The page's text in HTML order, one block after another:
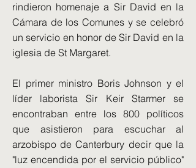
rindieron homenaje a Sir David en la
Cámara de los Comunes y se celebró
un servicio en honor de Sir David en la
iglesia de St Margaret.
El primer ministro Boris Johnson y el
líder laborista Sir Keir Starmer se
encontraban entre los 800 políticos
que asistieron para escuchar al
arzobispo de Canterbury decir que la
"luz encendida por el servicio público"